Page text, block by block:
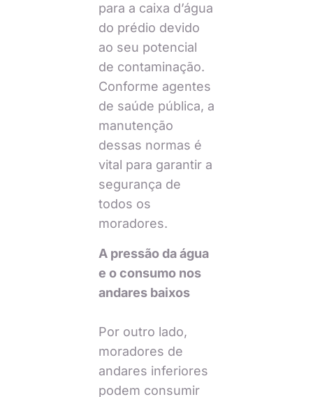
para a caixa d’água
do prédio devido
ao seu potencial
de contaminação.
Conforme agentes
de saúde pública, a
manutenção
dessas normas é
vital para garantir a
segurança de
todos os
moradores.
A pressão da água
e o consumo nos
andares baixos
Por outro lado,
moradores de
andares inferiores
podem consumir